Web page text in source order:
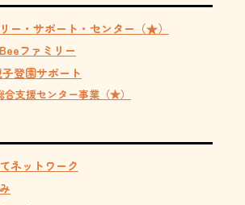
ー・サポート・センター（★）
ファミリー
登園サポート
合支援センター事業（★）
ネットワーク